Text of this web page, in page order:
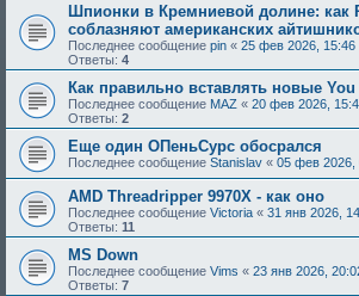
Шпионки в Кремниевой долине: как
соблазняют американских
Последнее сообщение pin « 25 фев 2026, 15:46
Ответы: 4
Как правильно вставлять новые
Последнее сообщение MAZ « 20 фев 2026,
Ответы: 2
Еще один ОПеньСурс обосрался
Последнее сообщение Stanislav « 05 фев 2026,
AMD Threadripper 9970X - как оно
Последнее сообщение Victoria « 31 янв 2026,
Ответы: 11
MS Down
Последнее сообщение Vims « 23 янв 2026,
Ответы: 7